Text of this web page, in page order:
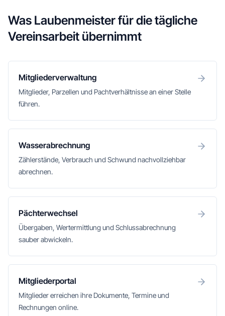
Was Laubenmeister für die tägliche
Vereinsarbeit übernimmt
Mitgliederverwaltung
Mitglieder, Parzellen und Pachtverhältnisse an einer Stelle
führen.
Wasserabrechnung
Zählerstände, Verbrauch und Schwund nachvollziehbar
abrechnen.
Pächterwechsel
Übergaben, Wertermittlung und Schlussabrechnung
sauber abwickeln.
Mitgliederportal
Mitglieder erreichen ihre Dokumente, Termine und
Rechnungen online.